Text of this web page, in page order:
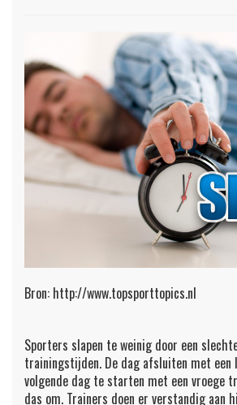
Bron: http://www.topsporttopics.nl
Sporters slapen te weinig door een
trainingstijden. De dag afsluiten met
volgende dag te starten met een vroege
das om. Trainers doen er verstandig aan